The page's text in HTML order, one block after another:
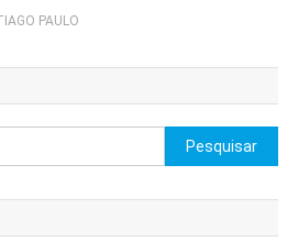
PAULO
Pesquisar
por: